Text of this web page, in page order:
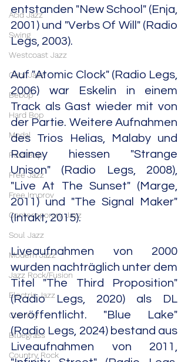
Acid Jazz
Swing
Westcoast Jazz
Cool Jazz
Bebop
Hard Bop
Modal
Post Bop
Free Jazz
Free Improv
Contemporary Jazz
Soul Jazz
Modern Jazz
Jazz Rock/Fusion
Electric Jazz
Country
Bluegrass
Country Rock
entstanden "New School" (Enja,
2001) und "Verbs Of Will" (Radio
Legs, 2003).
Auf "Atomic Clock" (Radio Legs,
2006) war Eskelin in einem
Track als Gast wieder mit von
der Partie. Weitere Aufnahmen
des Trios Helias, Malaby und
Rainey hiessen "Strange
Unison" (Radio Legs, 2008),
"Live At The Sunset" (Marge,
2011) und "The Signal Maker"
(Intakt, 2015).
Liveaufnahmen von 2000
wurden nachträglich unter dem
Titel "The Third Proposition"
(Radio Legs, 2020) als DL
veröffentlicht. "Blue Lake"
(Radio Legs, 2024) bestand aus
Liveaufnahmen von 2011,